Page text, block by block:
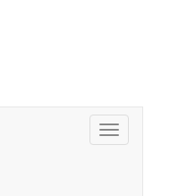
Toggle
navigation